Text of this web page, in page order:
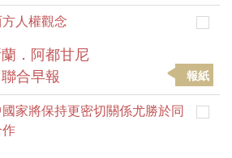
人權觀念
．阿都甘尼
聯合早報 報紙
家將保持更密切關係尤勝於同
作